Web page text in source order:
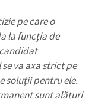
pe care o
la funcția de
va axa strict pe
soluții pentru ele.
sunt alături